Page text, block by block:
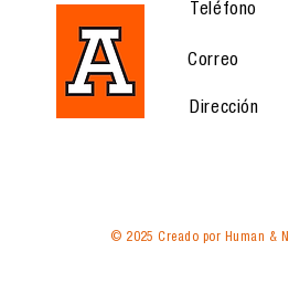
Teléfono
Correo
Dirección
© 2025 Creado por Human &